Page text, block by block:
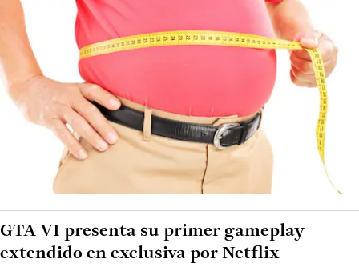
GTA VI presenta su primer gameplay
extendido en exclusiva por Netflix